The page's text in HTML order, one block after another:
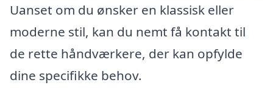
Uanset om du ønsker en klassisk eller
moderne stil, kan du nemt få kontakt til
de rette håndværkere, der kan opfylde
dine specifikke behov.